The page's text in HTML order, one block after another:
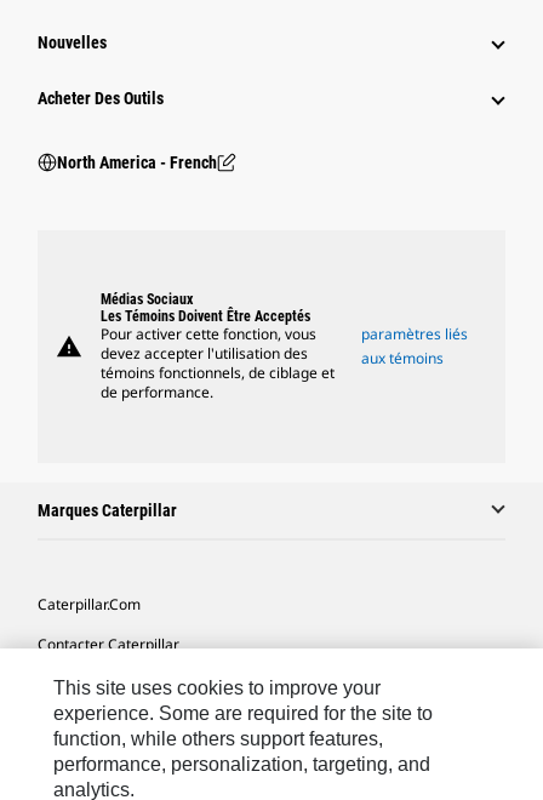
Nouvelles
Acheter Des Outils
North America - French
warning
Médias Sociaux
Les Témoins Doivent Être Acceptés
Pour activer cette fonction, vous
devez accepter l'utilisation des
témoins fonctionnels, de ciblage et
de performance.
paramètres liés
aux témoins
Marques Caterpillar
Caterpillar.com
Contacter Caterpillar
Mes Préférences Marketing
Plan Du Site
Cookie Settings
This site uses cookies to improve your
experience. Some are required for the site to
function, while others support features,
performance, personalization, targeting, and
analytics.